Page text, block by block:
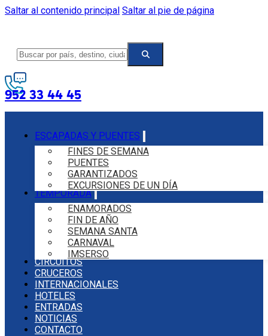
Saltar al contenido principal Saltar al pie de página
952 33 44 45
ESCAPADAS Y PUENTES
FINES DE SEMANA
PUENTES
GARANTIZADOS
EXCURSIONES DE UN DÍA
TEMPORADA
ENAMORADOS
FIN DE AÑO
SEMANA SANTA
CARNAVAL
IMSERSO
CIRCUITOS
CRUCEROS
INTERNACIONALES
HOTELES
ENTRADAS
NOTICIAS
CONTACTO